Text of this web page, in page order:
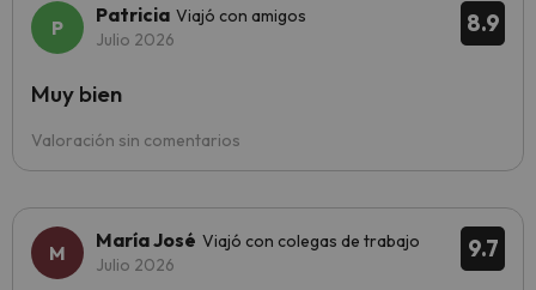
8.9
Patricia Viajó con amigos
Julio 2026
Valoración sin comentarios
Muy bien
9.7
María José Viajó con colegas de trabajo
Julio 2026